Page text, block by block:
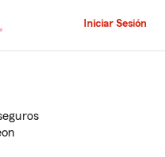
Iniciar Sesión